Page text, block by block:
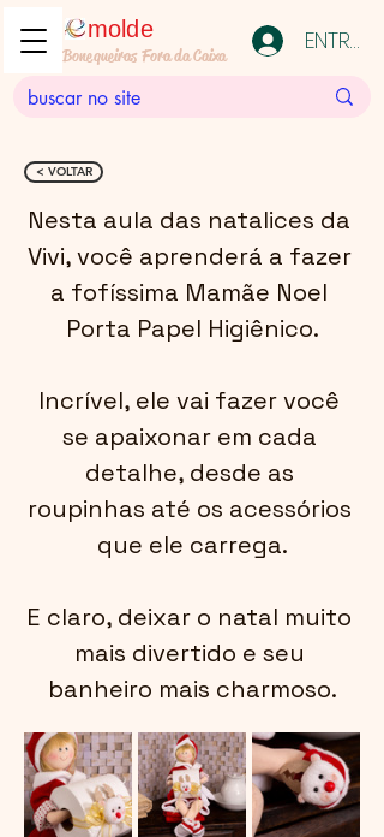
molde
Bonequeiras Fora da Caixa ENTRAR
< VOLTAR
Nesta aula das natalices da
Vivi, você aprenderá a fazer
a fofíssima Mamãe Noel
Porta Papel Higiênico.
Incrível, ele vai fazer você
se apaixonar em cada
detalhe, desde as
roupinhas até os acessórios
que ele carrega.
E claro, deixar o natal muito
mais divertido e seu
banheiro mais charmoso.